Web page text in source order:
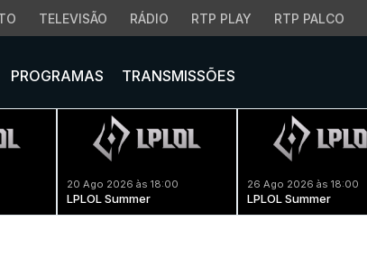
TELEVISÃO RÁDIO RTP PLAY RTP PALCO
PROGRAMAS TRANSMISSÕES
20 Ago 2026 às 18:00
LPLOL Summer
26 Ago 2026 às 18:00
LPLOL Summer